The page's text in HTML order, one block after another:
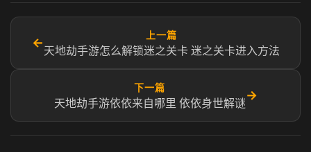
←
上一篇
天地劫手游怎么解锁迷之关卡 迷之关卡进入方法
下一篇
天地劫手游依依来自哪里 依依身世解谜
→